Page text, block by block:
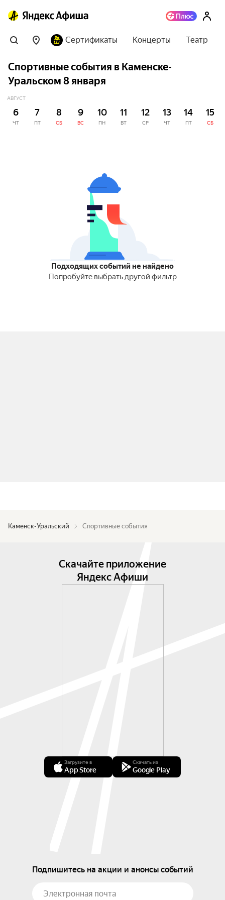
Сертификаты Концерты Театр
Спортивные события в Каменске-
Уральском 8 января
АВГУСТ
6
ЧТ
7
ПТ
8
СБ
9
ВС
10
ПН
11
ВТ
12
СР
13
ЧТ
14
ПТ
15
СБ
Подходящих событий не найдено
Попробуйте выбрать другой фильтр
Каменск-Уральский Спортивные события
Скачайте приложение
Яндекс Афиши
Загрузите в
App Store
Скачать из
Google Play
Подпишитесь на акции и анонсы событий